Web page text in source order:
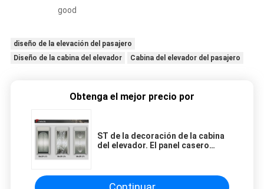
good
diseño de la elevación del pasajero
Diseño de la cabina del elevador
Cabina del elevador del pasajero
Obtenga el mejor precio por
ST de la decoración de la cabina
del elevador. El panel casero